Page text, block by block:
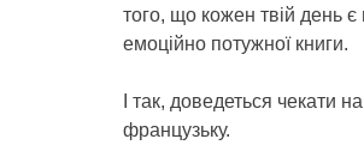
того, що кожен твій день
емоційно потужної книги.
І так, доведеться чекати
французьку.